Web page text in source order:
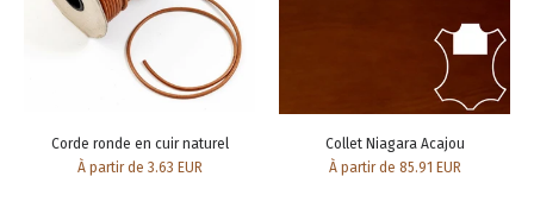
Corde ronde en cuir naturel
À partir de 3.63 EUR
Collet Niagara Acajou
À partir de 85.91 EUR